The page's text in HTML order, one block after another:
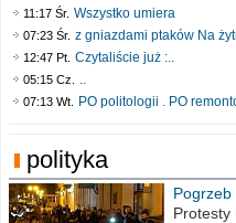
11:17 Śr. Wszystko umiera
07:23 Śr. z gniazdami ptaków Na
12:47 Pt. Czytaliście już :..
05:15 Cz. ..
07:13 Wt. PO politologii . PO
polityka
Protesty